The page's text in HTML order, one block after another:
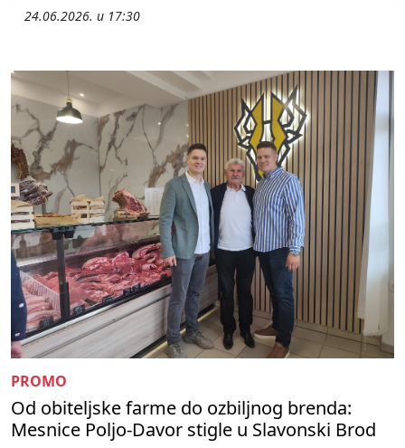
24.06.2026. u 17:30
PROMO
Od obiteljske farme do ozbiljnog brenda:
Mesnice Poljo-Davor stigle u Slavonski Brod